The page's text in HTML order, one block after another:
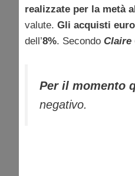
realizzate per la metà
valute. Gli acquisti
dell’8%. Secondo Claire
Per il momento
negativo.